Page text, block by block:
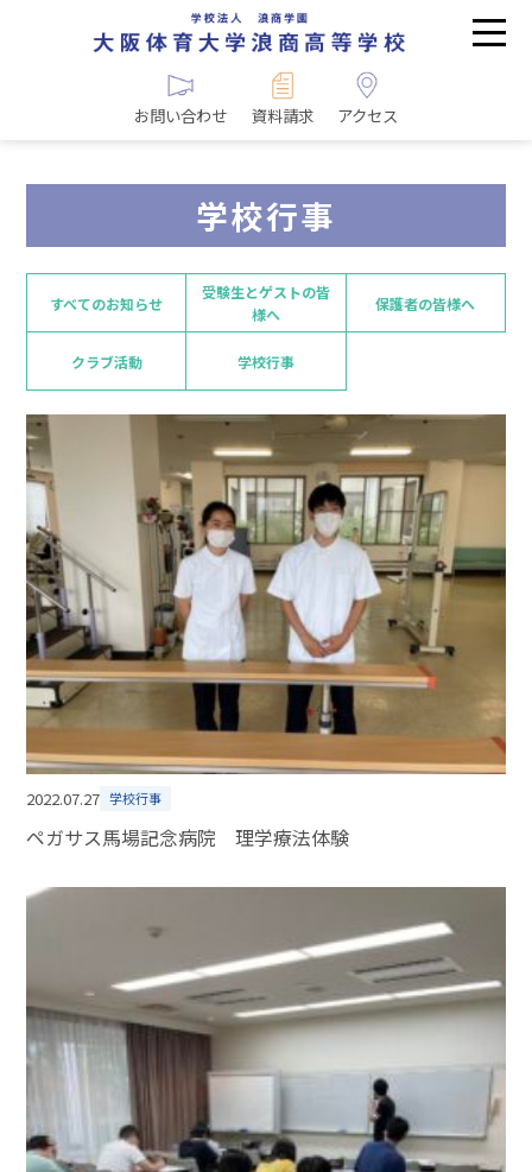
お問い合わせ 資料請求 アクセス
学校行事
すべてのお知らせ
受験生とゲストの皆
様へ
保護者の皆様へ
クラブ活動 学校行事
2022.07.27 学校行事
ペガサス馬場記念病院 理学療法体験